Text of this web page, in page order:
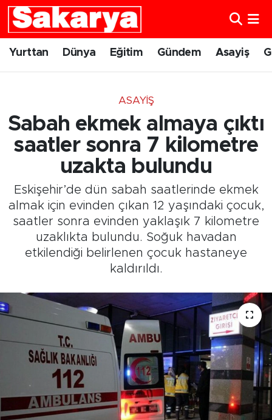
Yurttan Dünya Eğitim Gündem Asayiş
ASAYIŞ
Sabah ekmek almaya çıktı
saatler sonra 7 kilometre
uzakta bulundu
Eskişehir’de dün sabah saatlerinde ekmek
almak için evinden çıkan 12 yaşındaki çocuk,
saatler sonra evinden yaklaşık 7 kilometre
uzaklıkta bulundu. Soğuk havadan
etkilendiği belirlenen çocuk hastaneye
kaldırıldı.
Yurttan
Gündem
Eskişehirspor
Spor
Sağlık
Kültür Sanat
Tarihçe
Resmi İlanlar
Söyleşi
Foto Şaka
Teknoloji
Eskişehir Nöbetçi Eczaneler
Eskişehir Namaz Vakitleri
Eskişehir Trafik Yoğunluk Haritası
Süper Lig Puan Durumu ve Fikstür
Tüm Manşetler
Son Dakika Haberleri
Haber Arşivi